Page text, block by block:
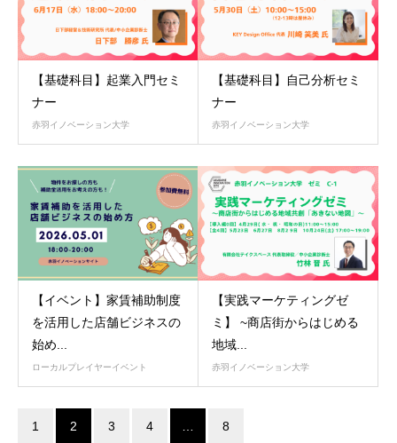
【基礎科目】起業入門セミ
ナー
赤羽イノベーション大学
【基礎科目】自己分析セミ
ナー
赤羽イノベーション大学
【イベント】家賃補助制度
を活用した店舗ビジネスの
始め...
ローカルプレイヤーイベント
【実践マーケティングゼ
ミ】 ~商店街からはじめる
地域...
赤羽イノベーション大学
1 2 3 4 8